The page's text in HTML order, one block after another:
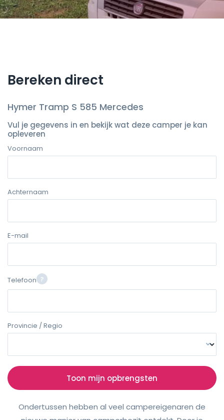
Bereken direct
Hymer Tramp S 585 Mercedes
Vul je gegevens in en bekijk wat deze camper je kan
opleveren
Voornaam
Achternaam
E-mail
Telefoon
Provincie / Regio
Toon mijn opbrengsten
Ondertussen hebben al veel campereigenaren de